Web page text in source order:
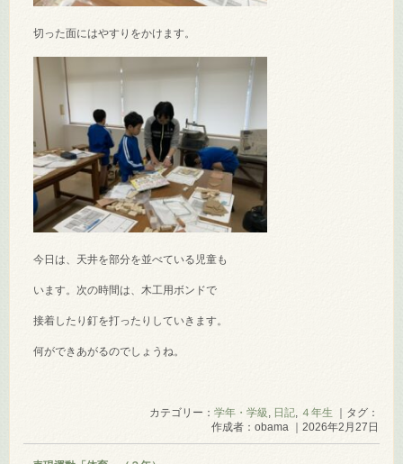
切った面にはやすりをかけます。
今日は、天井を部分を並べている児童も
います。次の時間は、木工用ボンドで
接着したり釘を打ったりしていきます。
何ができあがるのでしょうね。
カテゴリー： 学年・学級 , 日記, ４年生 ｜タグ：
作成者：obama ｜2026年2月27日